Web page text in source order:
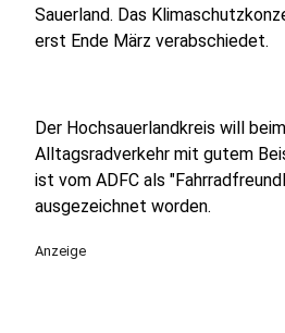
Sauerland. Das
erst Ende März verabschiedet.
Der Hochsauerlandkreis will
Alltagsradverkehr mit gutem
ist vom ADFC als
ausgezeichnet worden.
Anzeige